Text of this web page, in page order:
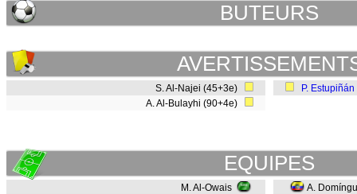
BUTEURS
S. Al-Najei (45+3e)
A. Al-Bulayhi (90+4e)
P. Estupiñán
EQUIPES
M. Al-Owais
A.